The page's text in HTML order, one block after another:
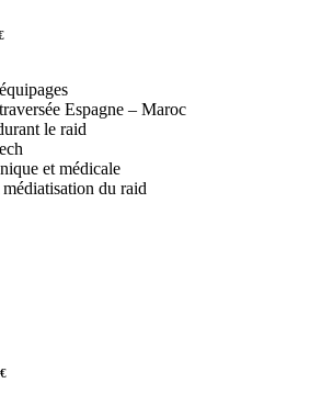
Espagne – Maroc
le raid
et médicale
du raid